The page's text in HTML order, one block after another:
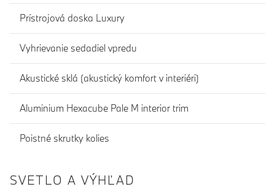
Prístrojová doska Luxury
Vyhrievanie sedadiel vpredu
Akustické sklá (akustický komfort v interiéri)
Aluminium Hexacube Pale M interior trim
Poistné skrutky kolies
SVETLO A VÝHĽAD